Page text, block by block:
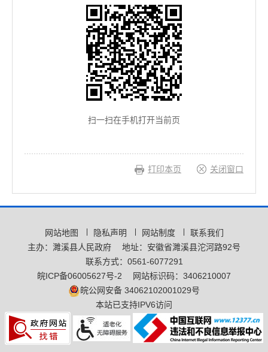
扫一扫在手机打开当前页
打印本页 关闭窗口
网站地图 隐私声明 网站制度
联系我们
主办：濉溪县人民政府
地址：安徽省濉溪县沱河路92号
联系方式：0561-6077291
皖ICP备06005627号-2
网站标识码：3406210007
皖公网安备 34062102001029号
本站已支持IPV6访问